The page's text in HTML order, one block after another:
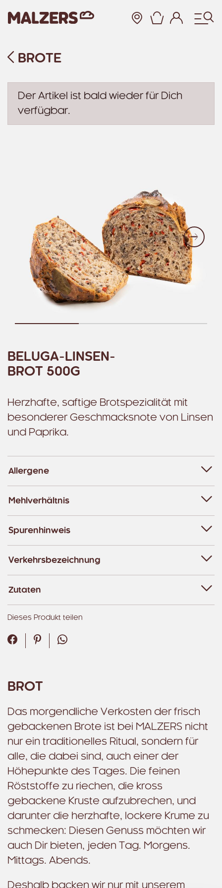
Zum Hauptinhalt
BROTE
Der Artikel ist bald wieder für Dich
verfügbar.
BELUGA-LINSEN-
BROT 500G
Herzhafte, saftige Brotspezialität mit
besonderer Geschmacksnote von Linsen
und Paprika.
Allergene
Mehlverhältnis
Spurenhinweis
Verkehrsbezeichnung
Zutaten
Dieses Produkt teilen
Facebook
PinterestWhatsApp
BROT
Das morgendliche Verkosten der frisch
gebackenen Brote ist bei MALZERS nicht
nur ein traditionelles Ritual, sondern für
alle, die dabei sind, auch einer der
Höhepunkte des Tages. Die feinen
Röststoffe zu riechen, die kross
gebackene Kruste aufzubrechen, und
darunter die herzhafte, lockere Krume zu
schmecken: Diesen Genuss möchten wir
auch Dir bieten, jeden Tag. Morgens.
Mittags. Abends.
Deshalb backen wir nur mit unserem